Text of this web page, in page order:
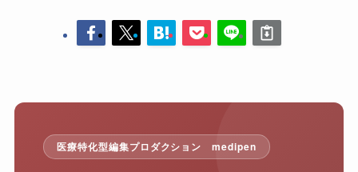
医療特化型編集プロダクション medipen